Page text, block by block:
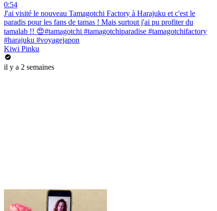
0:54
J'ai visité le nouveau Tamagotchi Factory à Harajuku et c'est le
paradis pour les fans de tamas ! Mais surtout j'ai pu profiter du
tamalab !! 😍#tamagotchi #tamagotchiparadise #tamagotchifactory
#harajuku #voyagejapon
Kiwi Pinku
il y a 2 semaines